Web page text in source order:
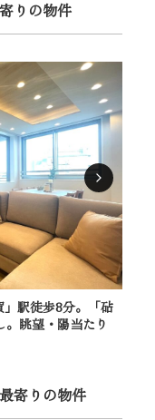
りの物件
」駅徒歩8分。「砧
眺望・陽当たり
りの物件